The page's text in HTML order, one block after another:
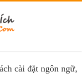
cài đặt ngôn ngữ,